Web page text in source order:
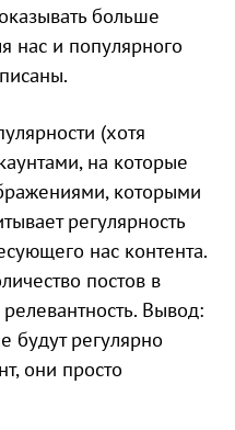
больше
нас и популярного
(хотя
на которые
которыми
регулярность
нас контента.
постов в
Вывод:
будут регулярно
они просто